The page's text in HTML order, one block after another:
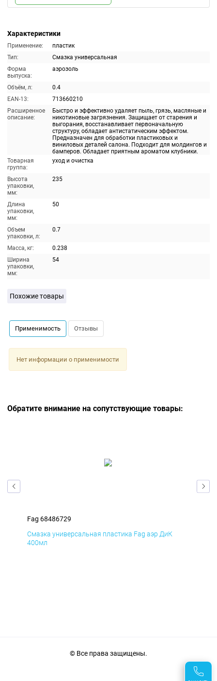
Характеристики
Применение:
пластик
Тип:
Смазка универсальная
Форма
выпуска:
аэрозоль
Объём, л:
0.4
EAN-13:
713660210
Расширенное
описание:
Быстро и эффективно удаляет пыль, грязь, масляные и
никотиновые загрязнения. Защищает от старения и
выгорания, восстанавливает первоначальную
структуру, обладает антистатическим эффектом.
Предназначен для обработки пластиковых и
виниловых деталей салона. Подходит для молдингов и
бамперов. Обладает приятным ароматом клубники.
Товарная
группа:
уход и очистка
Высота
упаковки,
мм:
235
Длина
упаковки,
мм:
50
Объем
упаковки, л:
0.7
Масса, кг:
0.238
Ширина
упаковки,
мм:
54
Похожие товары
Применимость Отзывы
Нет информации о применимости
Обратите внимание на сопутствующие товары:
Fag 68486729
Смазка универсальная пластика Fag аэр ДиК
400мл
© Все права защищены.